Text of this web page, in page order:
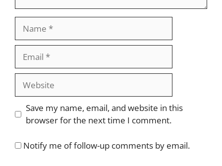
Website
Save my name, email, and website in this
browser for the next time I comment.
Notify me of follow-up comments by email.